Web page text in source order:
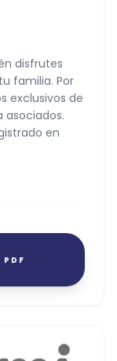
disfrutes
familia. Por
exclusivos de
asociados.
en
PDF